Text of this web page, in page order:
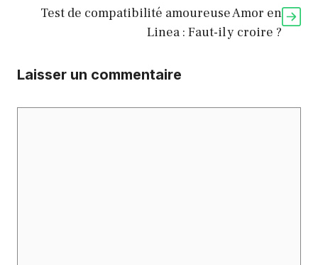
Test de compatibilité amoureuse Amor en
Linea : Faut-il y croire ?
Laisser un commentaire